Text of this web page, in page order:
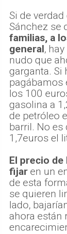
Si de
Sánchez se
familias, a
general,
nudo que
garganta. Si
pagábamos
los 100
gasolina a
de petróleo
barril. No es
1,7euros el
El precio de
fijar en un
de esta
se quieren
lado,
ahora están